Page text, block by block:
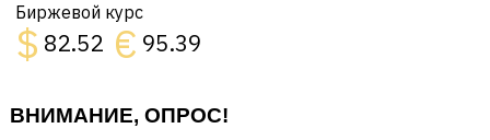
Биржевой курс
$ 82.52 € 95.39
ВНИМАНИЕ, ОПРОС!